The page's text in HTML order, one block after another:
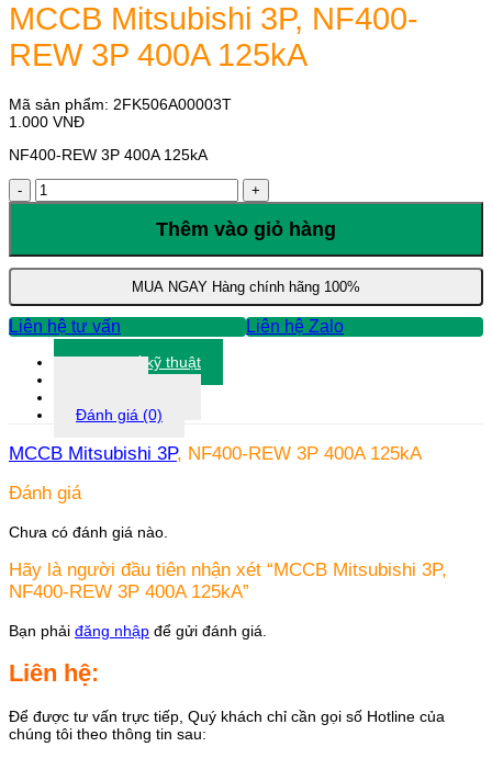
MCCB Mitsubishi 3P, NF400-
REW 3P 400A 125kA
Mã sản phẩm: 2FK506A00003T
1.000 VNĐ
NF400-REW 3P 400A 125kA
MCCB
Mitsubishi
REW
3P
125kA
số
lượng
Thêm vào giỏ hàng
MUA NGAY Hàng chính hãng 100%
Liên hệ tư vấn Liên hệ Zalo
Thông số kỹ thuật
Đánh giá (0)
MCCB Mitsubishi 3P, NF400-REW 3P 400A 125kA
Đánh giá
Chưa có đánh giá nào.
Hãy là người đầu tiên nhận xét “MCCB Mitsubishi 3P,
NF400-REW 3P 400A 125kA”
Bạn phải đăng nhập để gửi đánh giá.
Liên hệ:
Để được tư vấn trực tiếp, Quý khách chỉ cần gọi số Hotline của
chúng tôi theo thông tin sau: